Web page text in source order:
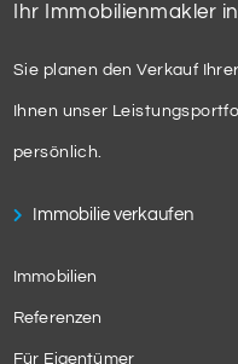
Ihr Immobilienmakler
Sie planen den Verkauf
Ihnen unser
persönlich.
Immobilie verkaufen
Immobilien
Referenzen
Für Eigentümer